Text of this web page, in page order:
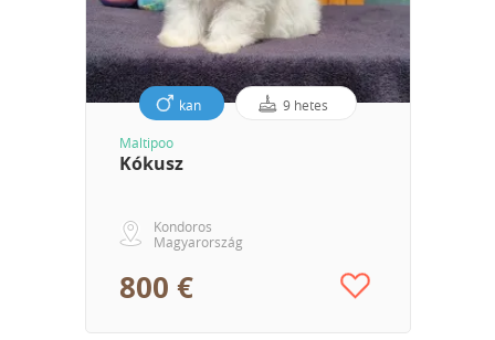
kan 9 hetes
Maltipoo
Kókusz
Kondoros
Magyarország
800 €